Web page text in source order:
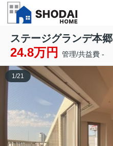
ステージグランデ本郷
24.8万円 管理/共益費 -
1/21